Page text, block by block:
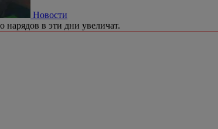
Новости
нарядов в эти дни увеличат.